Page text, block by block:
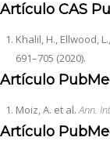
Artículo CAS
Khalil, H., Ellwood,
691–705 (2020).
Artículo
Moiz, A. et al.Ann.
Artículo